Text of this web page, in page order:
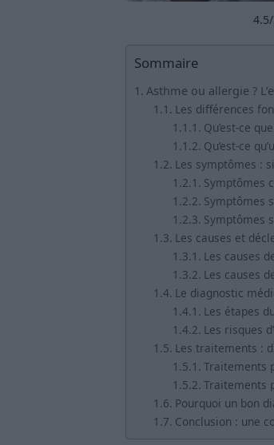
4.5
Sommaire
Asthme ou allergie ?
Les différences
Qu’est-ce
Qu’est-ce
Les symptômes :
Symptômes
Symptômes
Symptômes
Les causes et
Les causes
Les causes
Le diagnostic
Les étapes
Les risques
Les traitements :
Traitements
Traitements
Pourquoi un bon
Conclusion : une